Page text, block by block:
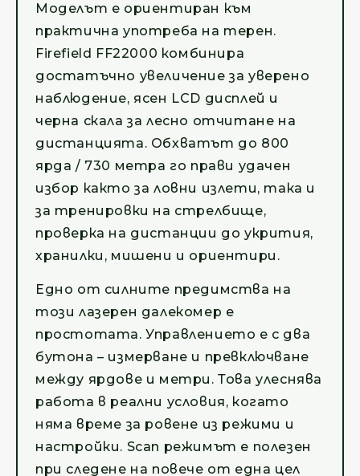
Моделът е ориентиран към
практична употреба на терен.
Firefield FF22000 комбинира
достатъчно увеличение за уверено
наблюдение, ясен LCD дисплей и
черна скала за лесно отчитане на
дистанцията. Обхватът до 800
ярда / 730 метра го прави удачен
избор както за ловни излети, така и
за тренировки на стрелбище,
проверка на дистанции до укрития,
хранилки, мишени и ориентири.
Едно от силните предимства на
този лазерен далекомер е
простотата. Управлението е с два
бутона – измерване и превключване
между ярдове и метри. Това улеснява
работа в реални условия, когато
няма време за ровене из режими и
настройки. Scan режимът е полезен
при следене на повече от една цел